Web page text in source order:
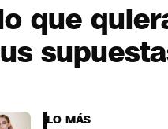
que
LO MÁS